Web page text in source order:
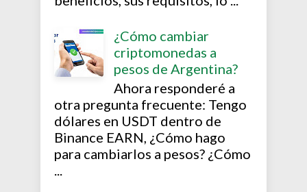
¿Cómo cambiar
criptomonedas a
pesos de Argentina?
Ahora responderé a
otra pregunta frecuente: Tengo
dólares en USDT dentro de
Binance EARN, ¿Cómo hago
para cambiarlos a pesos? ¿Cómo
...